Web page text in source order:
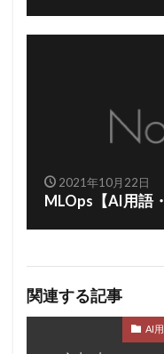
2021年10月22日
MLOps【AI用語
関連する記事
AI